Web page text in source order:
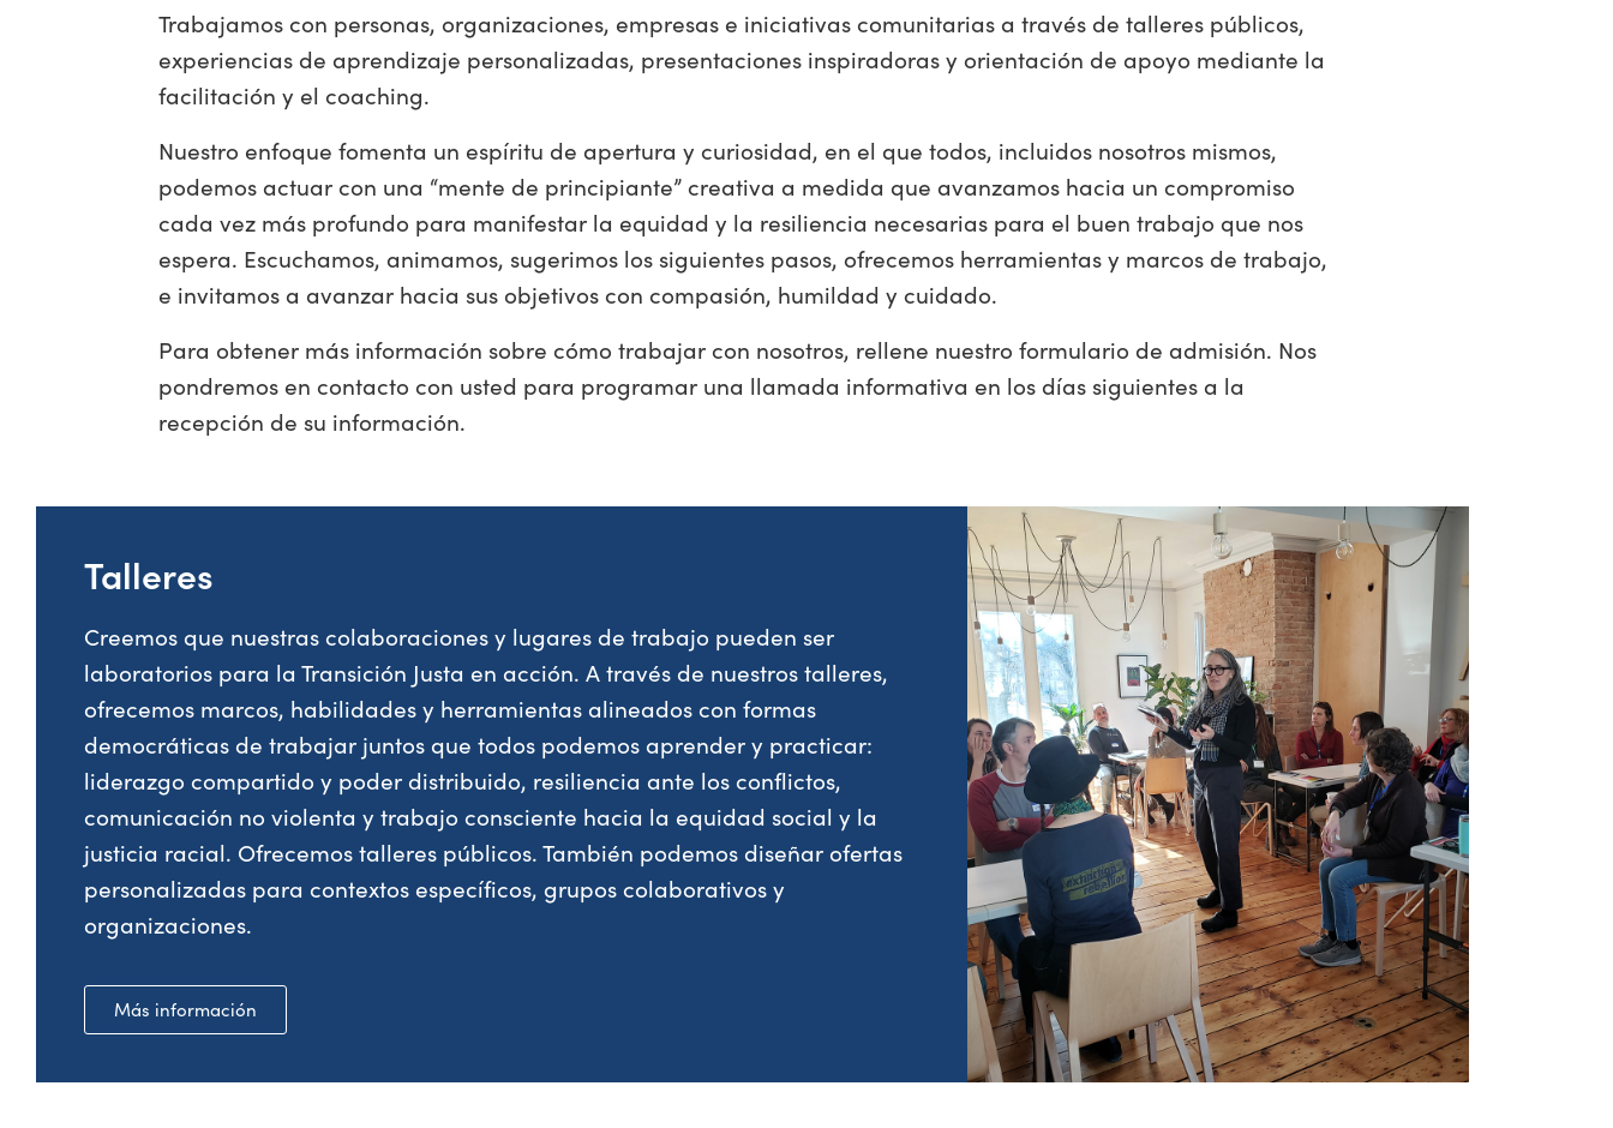
Trabajamos con personas, organizaciones, empresas e iniciativas comunitarias a través de talleres públicos,
experiencias de aprendizaje personalizadas, presentaciones inspiradoras y orientación de apoyo mediante la
facilitación y el coaching.
Nuestro enfoque fomenta un espíritu de apertura y curiosidad, en el que todos, incluidos nosotros mismos,
podemos actuar con una “mente de principiante” creativa a medida que avanzamos hacia un compromiso
cada vez más profundo para manifestar la equidad y la resiliencia necesarias para el buen trabajo que nos
espera. Escuchamos, animamos, sugerimos los siguientes pasos, ofrecemos herramientas y marcos de trabajo,
e invitamos a avanzar hacia sus objetivos con compasión, humildad y cuidado.
Para obtener más información sobre cómo trabajar con nosotros, rellene nuestro formulario de admisión. Nos
pondremos en contacto con usted para programar una llamada informativa en los días siguientes a la
recepción de su información.
Talleres
Creemos que nuestras colaboraciones y lugares de trabajo pueden ser
laboratorios para la Transición Justa en acción. A través de nuestros talleres,
ofrecemos marcos, habilidades y herramientas alineados con formas
democráticas de trabajar juntos que todos podemos aprender y practicar:
liderazgo compartido y poder distribuido, resiliencia ante los conflictos,
comunicación no violenta y trabajo consciente hacia la equidad social y la
justicia racial. Ofrecemos talleres públicos. También podemos diseñar ofertas
personalizadas para contextos específicos, grupos colaborativos y
organizaciones.
Más información